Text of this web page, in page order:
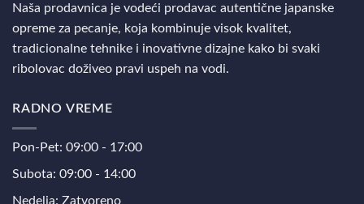
Naša prodavnica je vodeći prodavac autentične japanske
opreme za pecanje, koja kombinuje visok kvalitet,
tradicionalne tehnike i inovativne dizajne kako bi svaki
ribolovac doživeo pravi uspeh na vodi.
RADNO VREME
Pon-Pet: 09:00 - 17:00
Subota: 09:00 - 14:00
Nedelja: Zatvoreno